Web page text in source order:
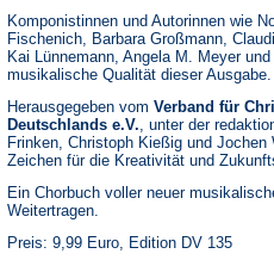
Komponistinnen und Autorinnen wie
Fischenich, Barbara Großmann,
Kai Lünnemann, Angela M. Meyer
musikalische Qualität dieser Ausgabe.
Herausgegeben vom Verband für
Deutschlands e.V., unter der
Frinken, Christoph Kießig und
Zeichen für die Kreativität und
Ein Chorbuch voller neuer
Weitertragen.
Preis: 9,99 Euro, Edition DV 135